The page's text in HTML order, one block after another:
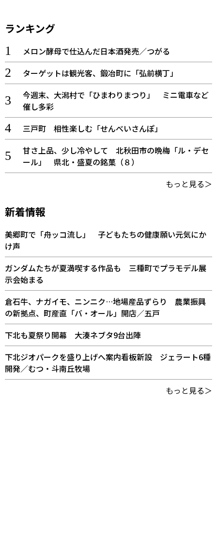
ランキング
メロン酵母で仕込んだ日本酒発売／つがる
ターゲットは観光客、鍛冶町に「弘前横丁」
今週末、大潟村で「ひまわりまつり」 ミニ電車など
催し多彩
三戸町 相性楽しむ「せんべいさんぽ」
甘さ上品、少し冷やして 北秋田市の晩梅「ル・デセ
ール」 県北・盛夏の銘菓（８）
もっと見る＞
新着情報
美郷町で「舟ッコ流し」 子どもたちの健康願い元気にか
け声
ガンダムたちが夏満喫する作品も 三種町でプラモデル展
示会始まる
倉石牛、ナガイモ、ニンニク…地場産品ずらり 農業振興
の新拠点、町産直「バ・オール」開店／五戸
下北も夏祭り開幕 大湊ネブタ9台出陣
下北ジオパークを盛り上げへ案内看板新設 ジェラート6種
開発／むつ・斗南丘牧場
もっと見る＞